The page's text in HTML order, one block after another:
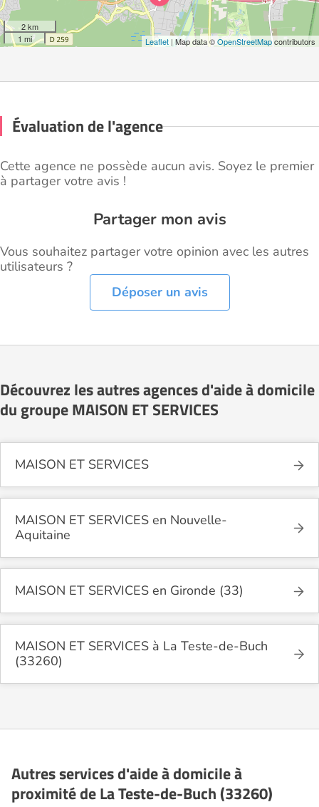
2 km
1 mi
Leaflet | Map data ©OpenStreetMapcontributors
Évaluation de l'agence
Cette agence ne possède aucun avis. Soyez le premier
à partager votre avis !
Partager mon avis
Vous souhaitez partager votre opinion avec les autres
utilisateurs ?
Déposer un avis
Découvrez les autres agences d'aide à domicile
du groupe MAISON ET SERVICES
MAISON ET SERVICES
MAISON ET SERVICES en Nouvelle-
Aquitaine
MAISON ET SERVICES en Gironde (33)
MAISON ET SERVICES à La Teste-de-Buch
(33260)
Autres services d'aide à domicile à
proximité de La Teste-de-Buch (33260)